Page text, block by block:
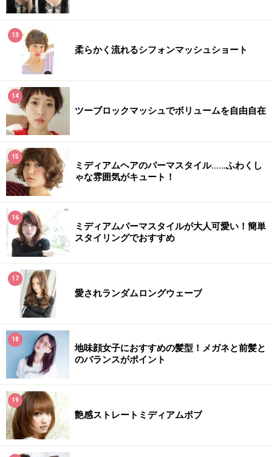
13
柔らかく流れるシフォンマッシュショート
14
ツーブロックマッシュでボリュームを自由自在
15
ミディアムヘアのパーマスタイル……ふわくし
ゃな雰囲気がキュート！
16
ミディアムパーマスタイルが大人可愛い！簡単
スタイリングでおすすめ
17
愛されランダムロングウェーブ
18
地味顔女子におすすめの髪型！メガネと前髪と
のバランスがポイント
19
艶感ストレートミディアムボブ